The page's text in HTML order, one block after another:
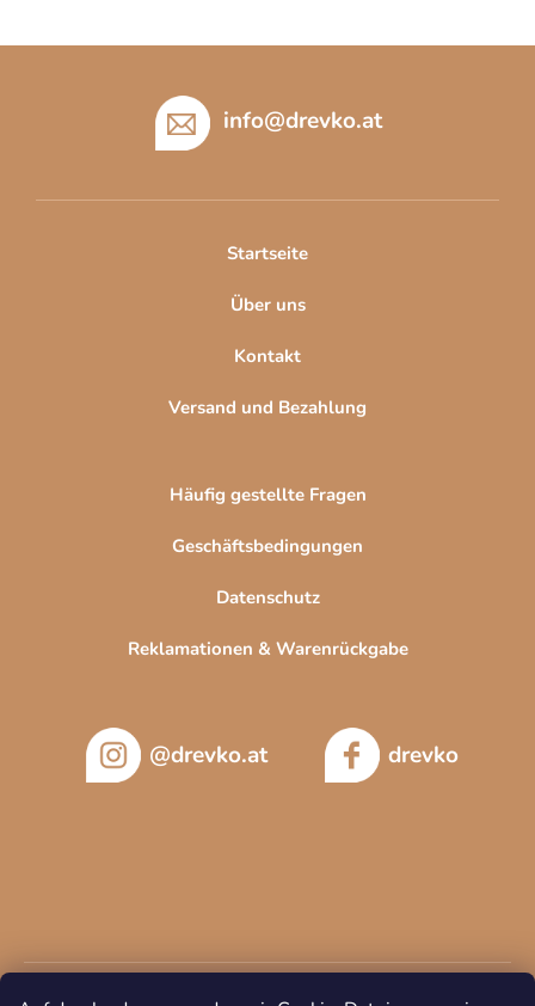
e
l
m
n
e
e
L
t
e
info@drevko.at
Startseite
Über uns
Kontakt
Versand und Bezahlung
Häufig gestellte Fragen
Geschäftsbedingungen
Datenschutz
Reklamationen & Warenrückgabe
@drevko.at drevko